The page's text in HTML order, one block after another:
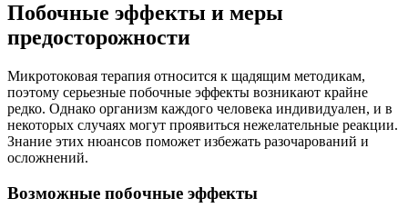
Побочные эффекты и меры
предосторожности
Микротоковая терапия относится к щадящим методикам,
поэтому серьезные побочные эффекты возникают крайне
редко. Однако организм каждого человека индивидуален, и в
некоторых случаях могут проявиться нежелательные реакции.
Знание этих нюансов поможет избежать разочарований и
осложнений.
Возможные побочные эффекты